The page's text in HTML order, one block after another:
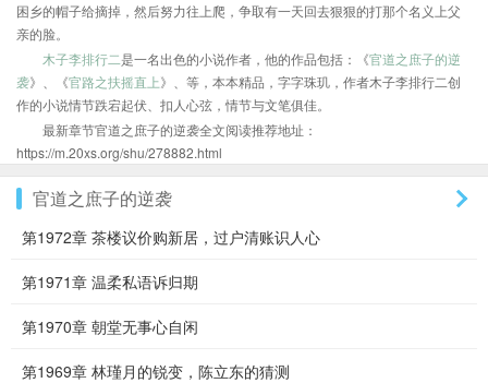
困乡的帽子给摘掉，然后努力往上爬，争取有一天回去狠狠的打那个名义上父
亲的脸。
木子李排行二是一名出色的小说作者，他的作品包括：《官道之庶子的逆
袭》、《官路之扶摇直上》、等，本本精品，字字珠玑，作者木子李排行二创
作的小说情节跌宕起伏、扣人心弦，情节与文笔俱佳。
最新章节官道之庶子的逆袭全文阅读推荐地址：
https://m.20xs.org/shu/278882.html
官道之庶子的逆袭
第1972章 茶楼议价购新居，过户清账识人心
第1971章 温柔私语诉归期
第1970章 朝堂无事心自闲
第1969章 林瑾月的锐变，陈立东的猜测